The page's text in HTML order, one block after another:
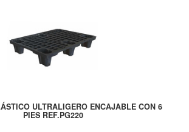
ULTRALIGERO ENCAJABLE CON 6
PIES REF.PG220